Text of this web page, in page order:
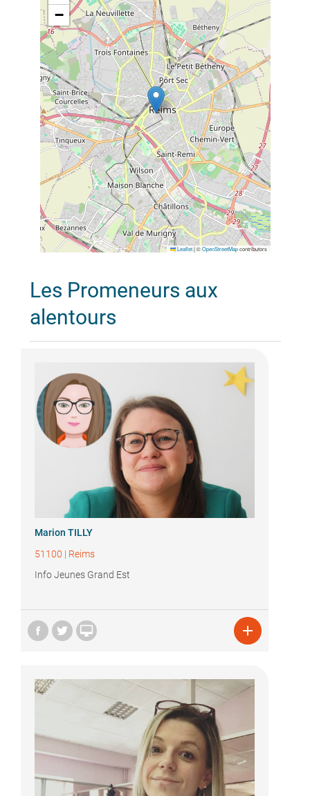
−
Leaflet |©OpenStreetMapcontributors
Les Promeneurs aux
alentours
Marion TILLY
51100 | Reims
Info Jeunes Grand Est
 